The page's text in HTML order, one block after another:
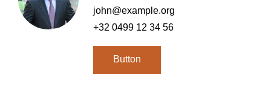
john@example.org
+32 0499 12 34 56
Button